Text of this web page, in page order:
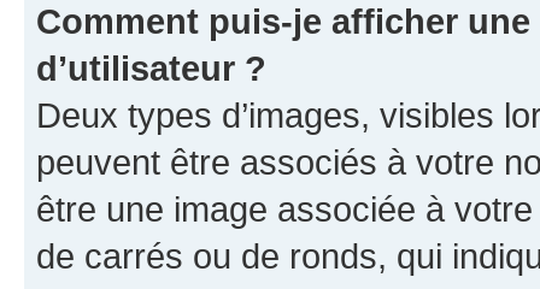
Comment puis-je afficher
d’utilisateur ?
Deux types d’images, visibles
peuvent être associés à votre
être une image associée à
de carrés ou de ronds, qui